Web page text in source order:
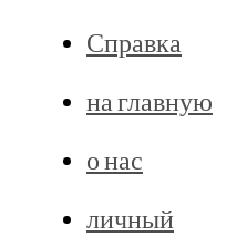
Справка
на главную
о нас
личный